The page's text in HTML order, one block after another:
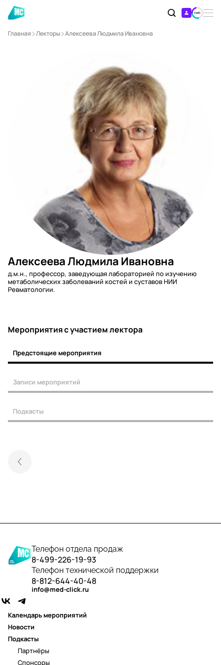
Главная Лекторы Алексеева Людмила Ивановна
Алексеева Людмила Ивановна
д.м.н., профессор, заведующая лабораторией по изучению
метаболических заболеваний костей и суставов НИИ
Ревматологии.
Мероприятия c участием лектора
Предстоящие мероприятия
Записи мероприятий
Подкасты
Телефон отдела продаж
8-499-226-19-93
Телефон технической поддержки
8-812-644-40-48
info@med-click.ru
Календарь мероприятий
Новости
Подкасты
Партнёры
Спонсоры